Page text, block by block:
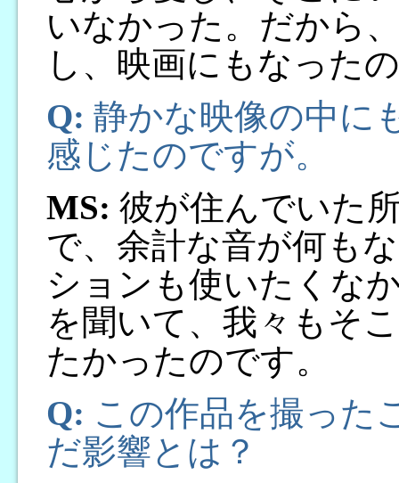
いなかった。だから
し、映画にもなった
Q: 静かな映像の中に
感じたのですが。
MS: 彼が住んでいた
で、余計な音が何も
ションも使いたくな
を聞いて、我々もそ
たかったのです。
Q: この作品を撮った
だ影響とは？